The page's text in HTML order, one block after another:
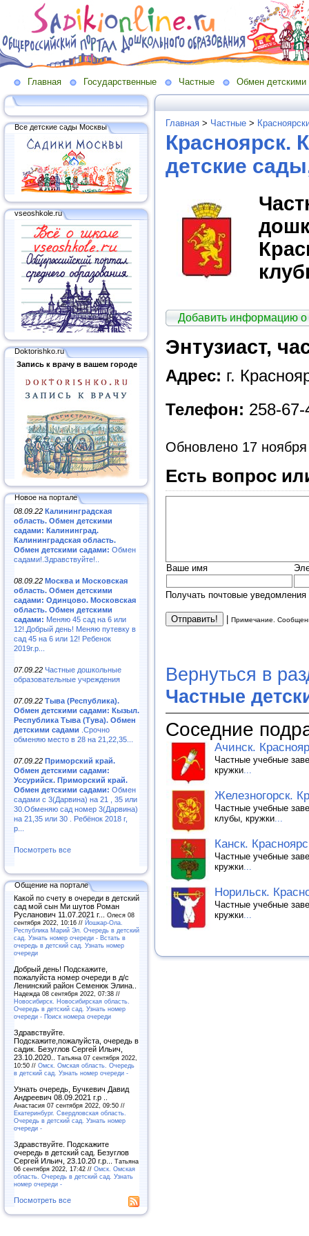
Главная Государственные Частные Обмен детскими
Все детские сады Москвы
vseoshkole.ru
Doktorishko.ru
Запись к врачу в вашем городе
Новое на портале
08.09.22 Калининградская
область. Обмен детскими
садами: Калининград.
Калининградская область.
Обмен детскими садами: Обмен
садами!.Здравствуйте!..
08.09.22 Москва и Московская
область. Обмен детскими
садами: Одинцово. Московская
область. Обмен детскими
садами: Меняю 45 сад на 6 или
12!.Добрый день! Меняю путевку в
сад 45 на 6 или 12! Ребенок
2019г.р...
07.09.22 Частные дошкольные
образовательные учреждения
07.09.22 Тыва (Республика).
Обмен детскими садами: Кызыл.
Республика Тыва (Тува). Обмен
детскими садами .Срочно
обменяю место в 28 на 21,22,35...
07.09.22 Приморский край.
Обмен детскими садами:
Уссурийск. Приморский край.
Обмен детскими садами: Обмен
садами с 3(Дарвина) на 21 , 35 или
30.Обменяю сад номер 3(Дарвина)
на 21,35 или 30 . Ребёнок 2018 г,
р...
Посмотреть все
Общение на портале
Какой по счету в очереди в детский
сад мой сын Ми шутов Роман
Русланович 11.07.2021 г... Олеся 08
сентября 2022, 10:16 // Йошкар-Ола.
Республика Марий Эл. Очередь в детский
сад. Узнать номер очереди - Встать в
очередь в детский сад. Узнать номер
очереди
Добрый день! Подскажите,
пожалуйста номер очереди в д/с
Ленинский район Семенюк Элина..
Надежда 08 сентября 2022, 07:38 //
Новосибирск. Новосибирская область.
Очередь в детский сад. Узнать номер
очереди - Поиск номера очереди
Здравствуйте.
Подскажите,пожалуйста, очередь в
садик. Безуглов Сергей Ильич,
23.10.2020.. Татьяна 07 сентября 2022,
10:50 // Омск. Омская область. Очередь
в детский сад. Узнать номер очереди -
Узнать очередь, Бучкевич Давид
Андреевич 08.09.2021 г.р ..
Анастасия 07 сентября 2022, 09:50 //
Екатеринбург. Свердловская область.
Очередь в детский сад. Узнать номер
очереди -
Здравствуйте. Подскажите
очередь в детский сад. Безуглов
Сергей Ильич, 23.10.20 г.р... Татьяна
06 сентября 2022, 17:42 // Омск. Омская
область. Очередь в детский сад. Узнать
номер очереди -
Посмотреть все
Главная > Частные >
Красноярск.
детские
Добавить информацию о
Энтузиаст,
Адрес: г.
Телефон: 258-67-
Обновлено 17
Есть вопрос
Ваше имя
Получать почтовые
Примечание.
Вернуться в
Частные
Соседние
Ачинск.
Частные учебные
кружки...
Железногорск.
Частные учебные
клубы, кружки...
Канск.
Частные учебные
кружки...
Норильск.
Частные учебные
кружки...